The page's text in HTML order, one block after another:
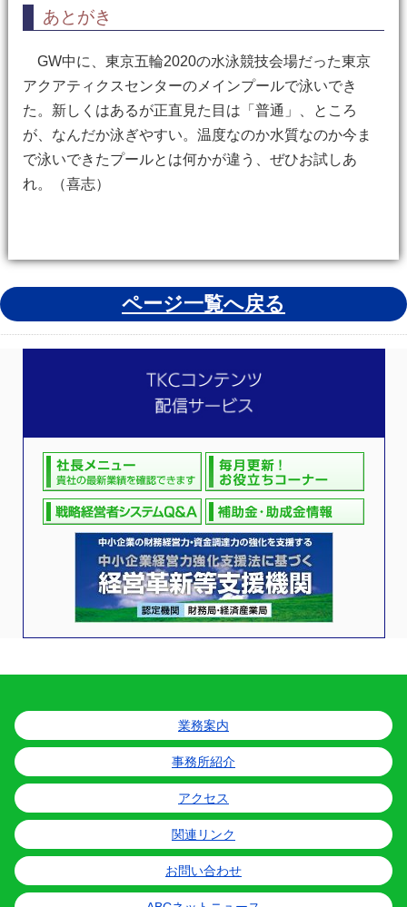
あとがき
GW中に、東京五輪2020の水泳競技会場だった東京
アクアティクスセンターのメインプールで泳いでき
た。新しくはあるが正直見た目は「普通」、ところ
が、なんだか泳ぎやすい。温度なのか水質なのか今ま
で泳いできたプールとは何かが違う、ぜひお試しあ
れ。（喜志）
ページ一覧へ戻る
業務案内
事務所紹介
アクセス
関連リンク
お問い合わせ